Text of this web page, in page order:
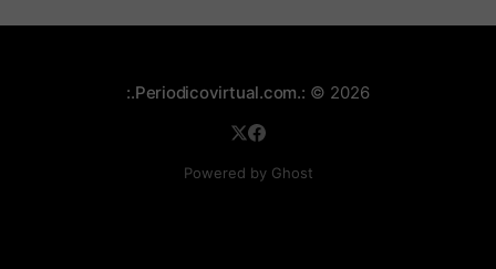
:.Periodicovirtual.com.: © 2026
Powered by Ghost